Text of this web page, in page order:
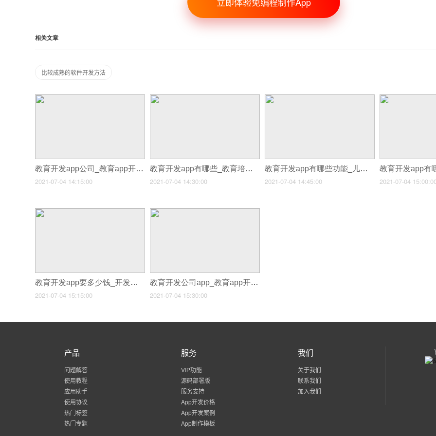
相关文章
比较成熟的软件开发方法
教育开发app公司_教育app开发如何玩出新花样
2021-07-04 14:15:00
教育开发app有哪些_教育培训App开发如何实现在线的教育优势
2021-07-04 14:30:00
教育开发app有哪些功能_儿童教育APP软件开发会需要注意开发哪些功能
2021-07-04 14:45:00 2021-07-04
教育开发app要多少钱_开发一个APP需要多少钱
2021-07-04 15:15:00
教育开发公司app_教育app开发如何玩出新花样
2021-07-04 15:30:00
产品
问题解答
使用教程
应用助手
使用协议
热门标签
热门专题
服务
VIP功能
源码部署版
服务支持
App开发价格
App开发案例
App制作模板
我们
关于我们
联系我们
加入我们